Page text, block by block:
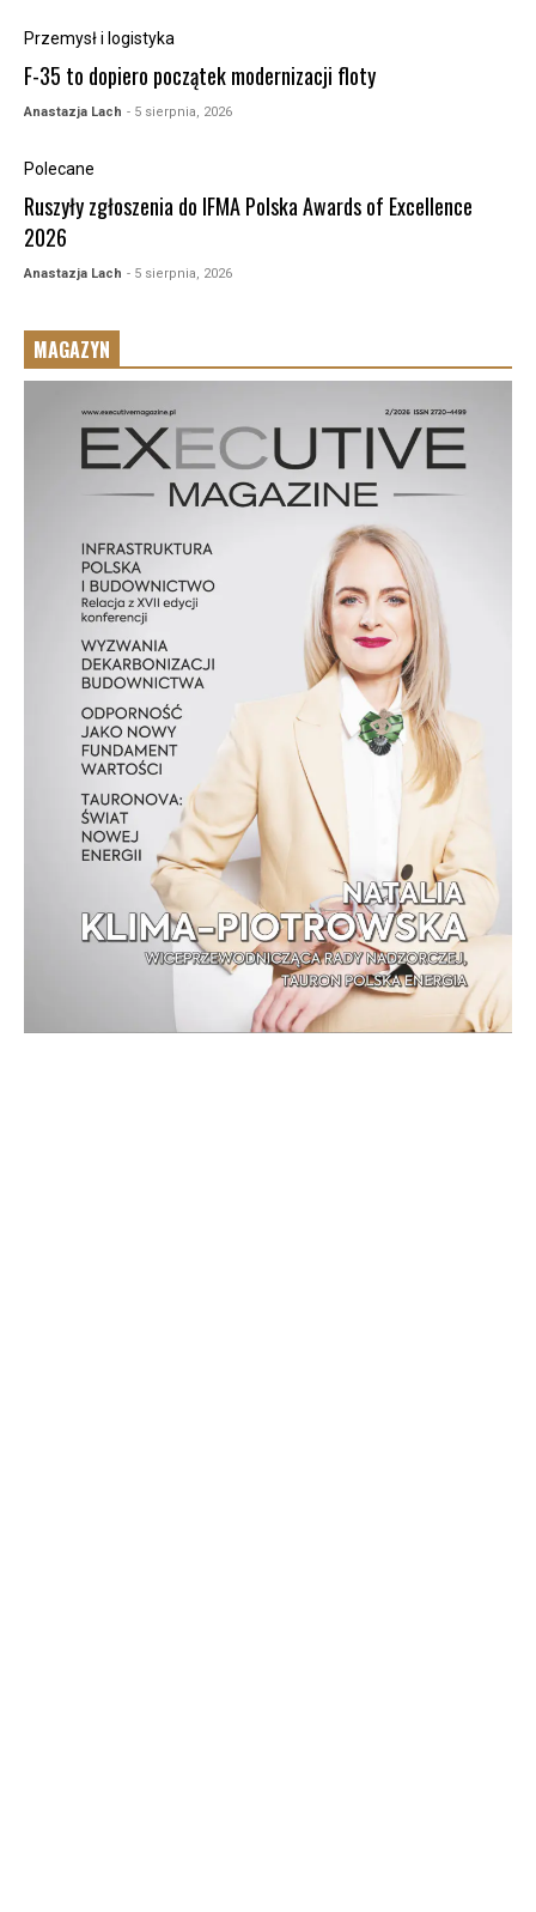
Przemysł i logistyka
F-35 to dopiero początek modernizacji floty
Anastazja Lach - 5 sierpnia, 2026
Polecane
Ruszyły zgłoszenia do IFMA Polska Awards of Excellence
2026
Anastazja Lach - 5 sierpnia, 2026
MAGAZYN